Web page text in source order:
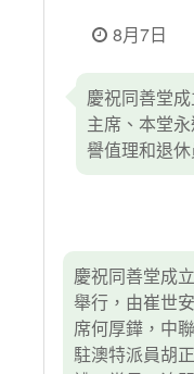
8月7日
慶祝同善堂
主席、本堂
譽值理和退
慶祝同善堂成
舉行，由崔世
席何厚鏵，中
駐澳特派員胡